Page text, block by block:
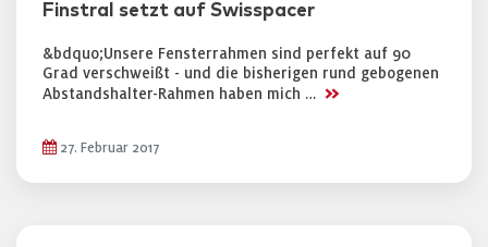
Finstral setzt auf Swisspacer
&bdquo;Unsere Fensterrahmen sind perfekt auf 90
Grad verschweißt - und die bisherigen rund gebogenen
Abstandshalter-Rahmen haben mich … >>
27. Februar 2017